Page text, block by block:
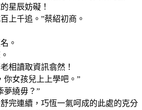
星辰妨礙！
上千追。”蔡紹初商。
。
相讀取資訊翕然！
你女孩兒上上學吧。”
夢繞毋？”
完連續，巧恆一氣呵成的此處的克分